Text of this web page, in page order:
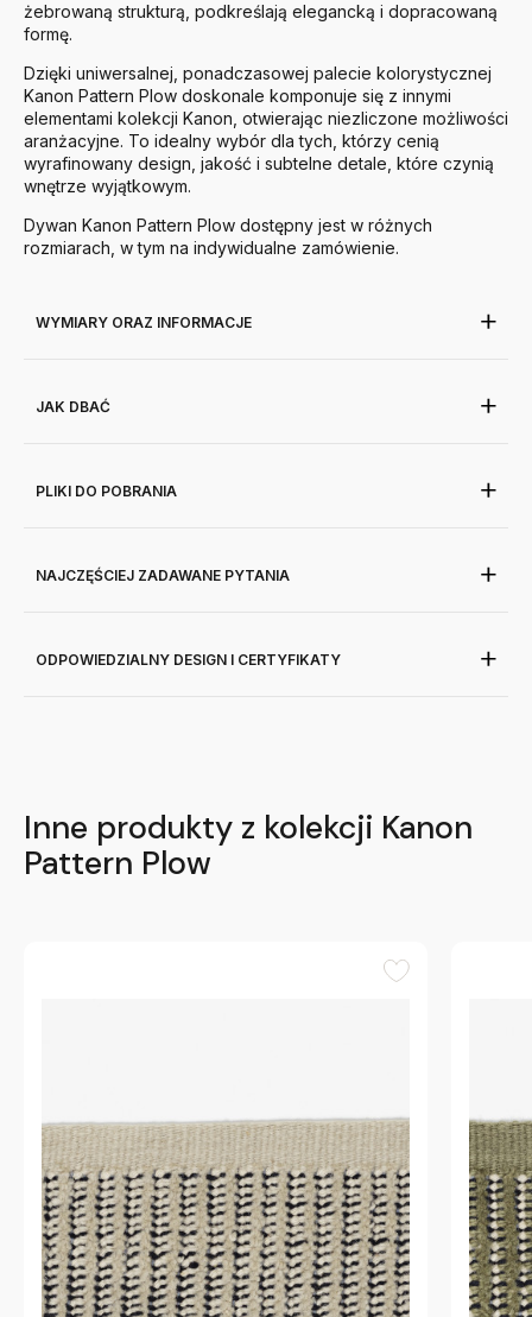
żebrowaną strukturą, podkreślają elegancką i dopracowaną
formę.
Dzięki uniwersalnej, ponadczasowej palecie kolorystycznej
Kanon Pattern Plow doskonale komponuje się z innymi
elementami kolekcji Kanon, otwierając niezliczone możliwości
aranżacyjne. To idealny wybór dla tych, którzy cenią
wyrafinowany design, jakość i subtelne detale, które czynią
wnętrze wyjątkowym.
Dywan Kanon Pattern Plow dostępny jest w różnych
rozmiarach, w tym na indywidualne zamówienie.
WYMIARY ORAZ INFORMACJE
JAK DBAĆ
PLIKI DO POBRANIA
NAJCZĘŚCIEJ ZADAWANE PYTANIA
ODPOWIEDZIALNY DESIGN I CERTYFIKATY
Inne produkty z kolekcji Kanon
Pattern Plow